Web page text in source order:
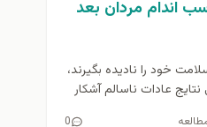
اندام مردان بعد
خود را نادیده بگیرند،
تا 40 سالگی نتایج عادات ناسالم آشکار
0